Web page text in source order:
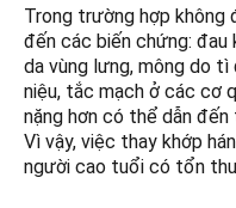
Trong trường hợp
đến các biến chứng: đau
da vùng lưng, mông do tì
niệu, tắc mạch ở các cơ
nặng hơn có thể dẫn
Vì vậy, việc thay khớp
người cao tuổi có tổn